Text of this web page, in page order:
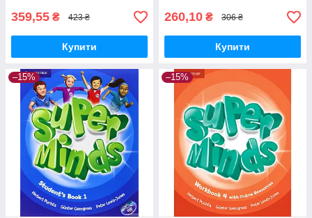
359,55 ₴ 423 ₴
Купити
260,10 ₴ 306 ₴
Купити
–15% –15%